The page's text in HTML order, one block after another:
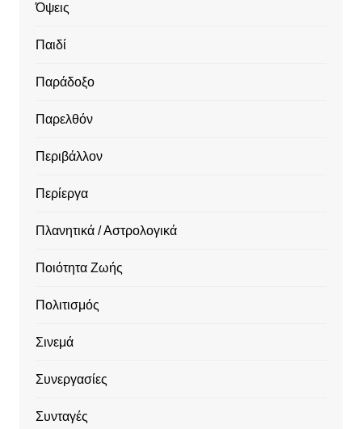
Όψεις
Παιδί
Παράδοξο
Παρελθόν
Περιβάλλον
Περίεργα
Πλανητικά / Αστρολογικά
Ποιότητα Ζωής
Πολιτισμός
Σινεμά
Συνεργασίες
Συνταγές